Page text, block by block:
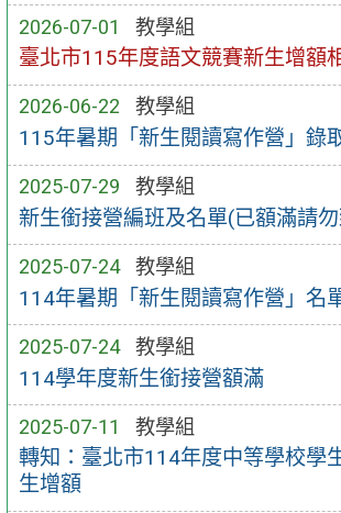
2026-07-01 教學組
臺北市115年度語文競賽新生增額
2026-06-22 教學組
115年暑期「新生閱讀寫作營」錄
2025-07-29 教學組
新生銜接營編班及名單(已額滿請
2025-07-24 教學組
114年暑期「新生閱讀寫作營」名
2025-07-24 教學組
114學年度新生銜接營額滿
2025-07-11 教學組
轉知：臺北市114年度中等學校學
生增額